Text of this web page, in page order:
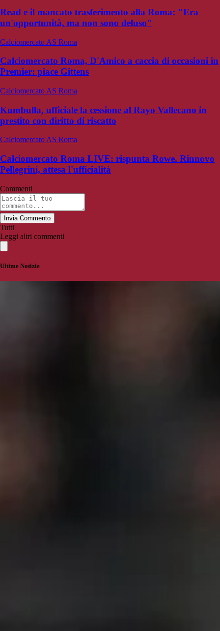
Read e il mancato trasferimento alla Roma: "Era
un'opportunità, ma non sono deluso"
Calciomercato AS Roma
Calciomercato Roma, D'Amico a caccia di occasioni in
Premier: piace Gittens
Calciomercato AS Roma
Kumbulla, ufficiale la cessione al Rayo Vallecano in
prestito con diritto di riscatto
Calciomercato AS Roma
Calciomercato Roma LIVE: rispunta Rowe. Rinnovo
Pellegrini, attesa l'ufficialità
Commenti
Invia Commento
Tutti
Leggi altri commenti
Ultime Notizie